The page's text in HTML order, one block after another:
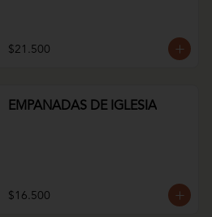
$21.500
EMPANADAS DE IGLESIA
$16.500